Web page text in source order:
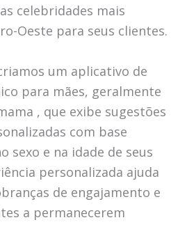
celebridades mais
Oeste para seus clientes.
um aplicativo de
para mães, geralmente
, que exibe sugestões
com base
sexo e na idade de seus
personalizada ajuda
de engajamento e
a permanecerem